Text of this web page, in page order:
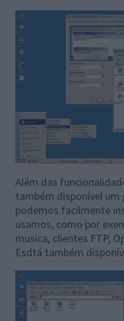
Além das
também disponível
podemos facilmente
usamos, como por
musica, clientes FTP,
Esdtá também